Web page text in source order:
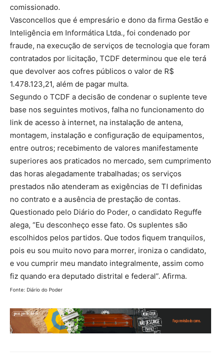
comissionado.
Vasconcellos que é empresário e dono da firma Gestão e
Inteligência em Informática Ltda., foi condenado por
fraude, na execução de serviços de tecnologia que foram
contratados por licitação, TCDF determinou que ele terá
que devolver aos cofres públicos o valor de R$
1.478.123,21, além de pagar multa.
Segundo o TCDF a decisão de condenar o suplente teve
base nos seguintes motivos, falha no funcionamento do
link de acesso à internet, na instalação de antena,
montagem, instalação e configuração de equipamentos,
entre outros; recebimento de valores manifestamente
superiores aos praticados no mercado, sem cumprimento
das horas alegadamente trabalhadas; os serviços
prestados não atenderam as exigências de TI definidas
no contrato e a ausência de prestação de contas.
Questionado pelo Diário do Poder, o candidato Reguffe
alega, “Eu desconheço esse fato. Os suplentes são
escolhidos pelos partidos. Que todos fiquem tranquilos,
pois eu sou muito novo para morrer, ironiza o candidato,
e vou cumprir meu mandato integralmente, assim como
fiz quando era deputado distrital e federal”. Afirma.
Fonte: Diário do Poder